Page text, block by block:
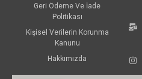
Geri Ödeme Ve İade
Politikası
Kişisel Verilerin Korunma
Kanunu
Hakkımızda